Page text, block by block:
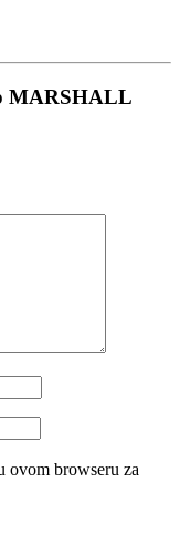
MARSHALL
ovom browseru za